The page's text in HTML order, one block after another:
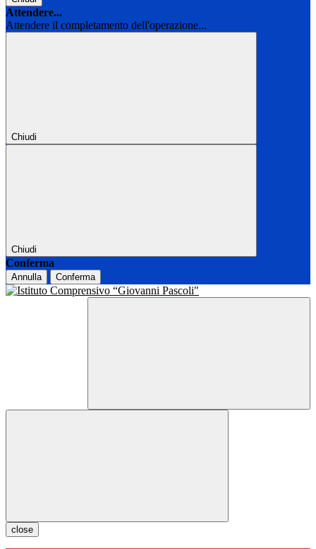
Attendere...
Attendere il completamento dell'operazione...
Chiudi
Chiudi
Conferma
Annulla Conferma
close